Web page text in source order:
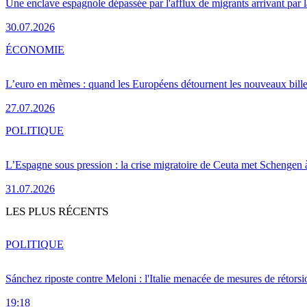
Une enclave espagnole dépassée par l'afflux de migrants arrivant par
30.07.2026
L’euro en mèmes : quand les Européens détournent les nouveaux
27.07.2026
ÉCONOMIE
L’Espagne sous pression : la crise migratoire de Ceuta met Schengen
31.07.2026
POLITIQUE
LES PLUS RÉCENTS
Sánchez riposte contre Meloni : l'Italie menacée de mesures de
19:18
POLITIQUE